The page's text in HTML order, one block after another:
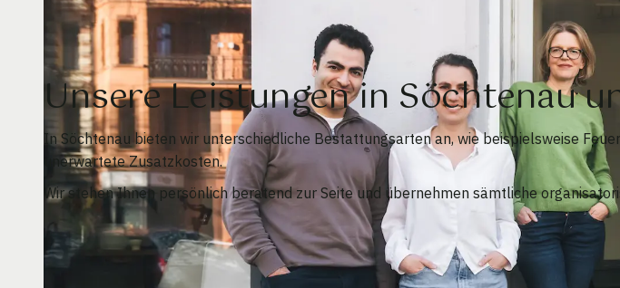
Unsere Leistungen in Söchtenau
In Söchtenau bieten wir unterschiedliche Bestattungsarten an, wie beispielsweise
unerwartete Zusatzkosten.
Wir stehen Ihnen persönlich beratend zur Seite und übernehmen sämtliche